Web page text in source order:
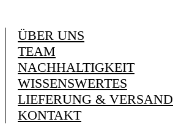
ÜBER UNS
TEAM
NACHHALTIGKEIT
WISSENSWERTES
LIEFERUNG & VERSAND
KONTAKT